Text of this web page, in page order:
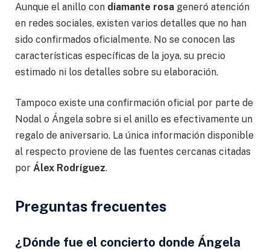
Aunque el anillo con diamante rosa generó atención
en redes sociales, existen varios detalles que no han
sido confirmados oficialmente. No se conocen las
características específicas de la joya, su precio
estimado ni los detalles sobre su elaboración.
Tampoco existe una confirmación oficial por parte de
Nodal o Ángela sobre si el anillo es efectivamente un
regalo de aniversario. La única información disponible
al respecto proviene de las fuentes cercanas citadas
por Álex Rodríguez.
Preguntas frecuentes
¿Dónde fue el concierto donde Ángela